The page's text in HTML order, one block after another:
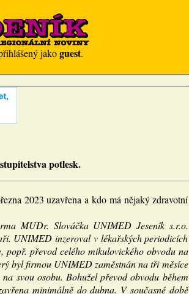
jakoguest.
potlesk.
2023 uzavřena a kdo má nějaký zdravotní
MUDr. Slováčka UNIMED Jeseník s.r.o.
UNIMED inzeroval v lékařských periodicích
popř. převod celého mikulovického obvodu na
byl firmou UNIMED zaměstnán na tři měsíce
svou osobu. Bohužel převod obvodu během
minimálně do dubna. V současné době